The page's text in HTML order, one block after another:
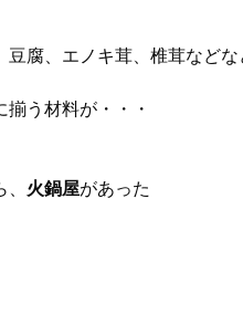
豆腐、エノキ茸、椎茸などな
揃う材料が・・・
火鍋屋があった